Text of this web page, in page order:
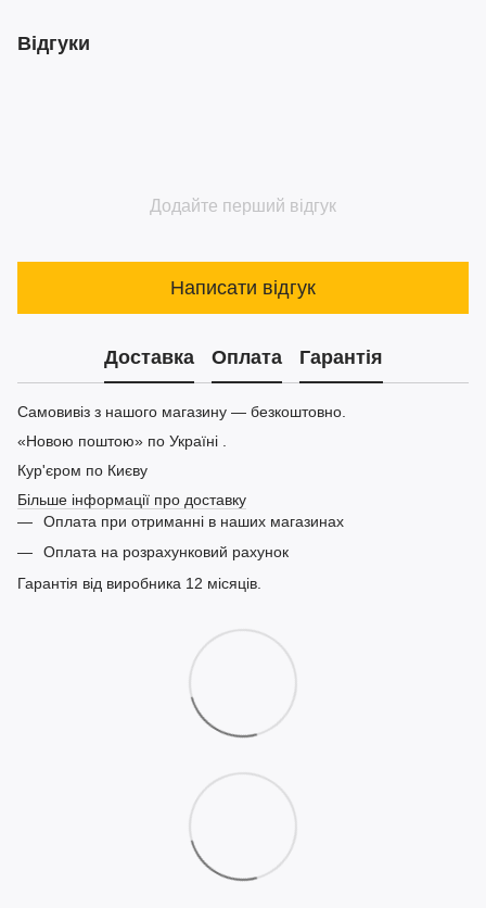
Відгуки
Додайте перший відгук
Написати відгук
Доставка Оплата Гарантія
Самовивіз з нашого магазину — безкоштовно.
«Новою поштою» по Україні .
Кур'єром по Києву
Більше інформації про доставку
Оплата при отриманні в наших магазинах
Оплата на розрахунковий рахунок
Гарантія від виробника 12 місяців.